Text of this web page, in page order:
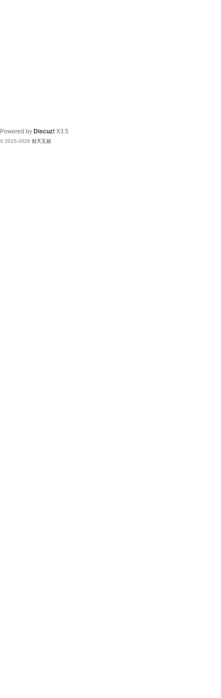
Powered by Discuz! X3.5
© 2015-2026 创天互娱